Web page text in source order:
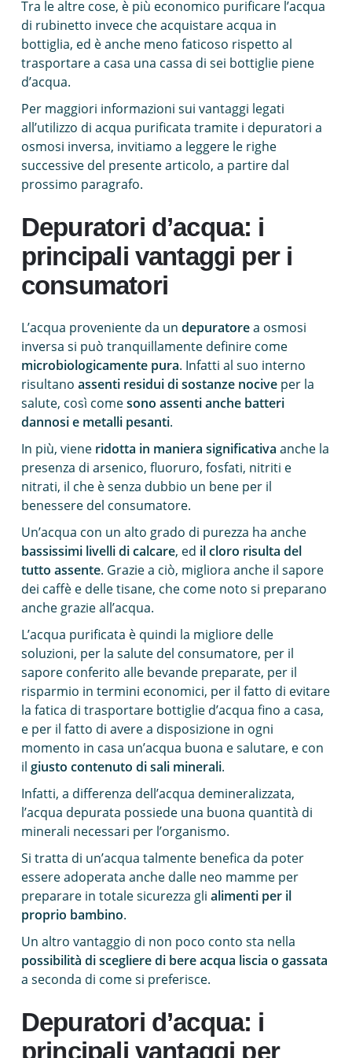
Tra le altre cose, è più economico purificare l’acqua
di rubinetto invece che acquistare acqua in
bottiglia, ed è anche meno faticoso rispetto al
trasportare a casa una cassa di sei bottiglie piene
d’acqua.
Per maggiori informazioni sui vantaggi legati
all’utilizzo di acqua purificata tramite i depuratori a
osmosi inversa, invitiamo a leggere le righe
successive del presente articolo, a partire dal
prossimo paragrafo.
Depuratori d’acqua: i
principali vantaggi per i
consumatori
L’acqua proveniente da un depuratorea osmosi
inversa si può tranquillamente definire come
microbiologicamente pura. Infatti al suo interno
risultano assenti residui di sostanze nociveper la
salute, così comesono assenti anche batteri
dannosi e metalli pesanti.
In più, viene ridotta in maniera significativa anche la
presenza di arsenico, fluoruro, fosfati, nitriti e
nitrati, il che è senza dubbio un bene per il
benessere del consumatore.
Un’acqua con un alto grado di purezza ha anche
bassissimi livelli di calcare, ed il cloro risulta del
tutto assente. Grazie a ciò, migliora anche il sapore
dei caffè e delle tisane, che come noto si preparano
anche grazie all’acqua.
L’acqua purificata è quindi la migliore delle
soluzioni, per la salute del consumatore, per il
sapore conferito alle bevande preparate, per il
risparmio in termini economici, per il fatto di evitare
la fatica di trasportare bottiglie d’acqua fino a casa,
e per il fatto di avere a disposizione in ogni
momento in casa un’acqua buona e salutare, e con
il giusto contenuto di sali minerali.
Infatti, a differenza dell’acqua demineralizzata,
l’acqua depurata possiede una buona quantità di
minerali necessari per l’organismo.
Si tratta di un’acqua talmente benefica da poter
essere adoperata anche dalle neo mamme per
preparare in totale sicurezza gli alimenti per il
proprio bambino.
Un altro vantaggio di non poco conto sta nella
possibilità di scegliere di bere acqua liscia o gassata
a seconda di come si preferisce.
Depuratori d’acqua: i
principali vantaggi per